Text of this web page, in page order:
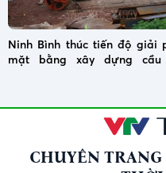
Ninh Bình thúc tiến độ giải
mặt bằng xây dựng cầu
CHUYÊN